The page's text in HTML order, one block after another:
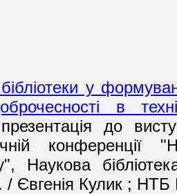
у
в
до
конференції
Наукова
/ Євгенія Кулик ;